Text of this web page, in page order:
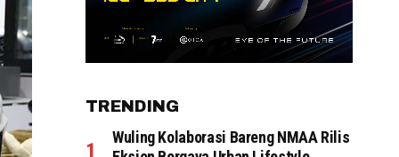
TRENDING
Wuling Kolaborasi Bareng NMAA Rilis